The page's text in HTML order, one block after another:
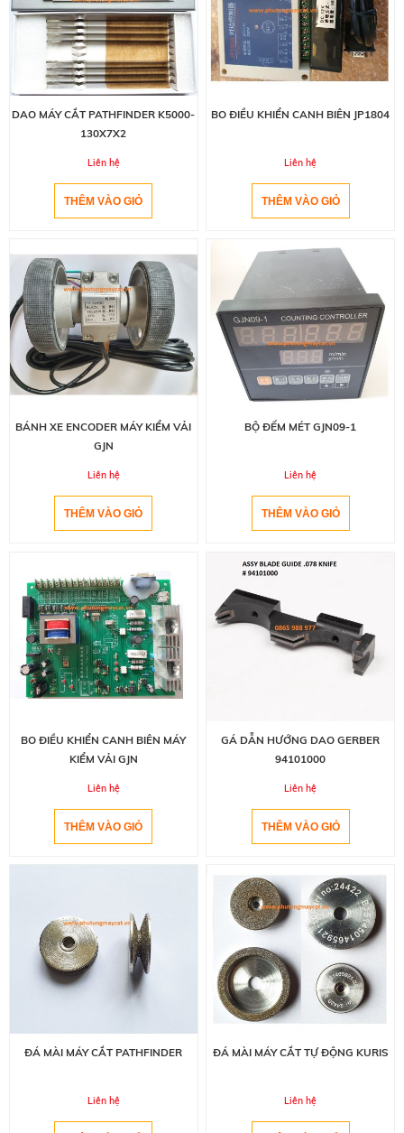
DAO MÁY CẮT PATHFINDER K5000-
130X7X2
Liên hệ
BO ĐIỀU KHIỂN CANH BIÊN JP1804
Liên hệ
BÁNH XE ENCODER MÁY KIỂM VẢI
GJN
Liên hệ
BỘ ĐẾM MÉT GJN09-1
Liên hệ
BO ĐIỀU KHIỂN CANH BIÊN MÁY
KIỂM VẢI GJN
Liên hệ
GÁ DẪN HƯỚNG DAO GERBER
94101000
Liên hệ
ĐÁ MÀI MÁY CẮT PATHFINDER
Liên hệ
ĐÁ MÀI MÁY CẮT TỰ ĐỘNG KURIS
Liên hệ